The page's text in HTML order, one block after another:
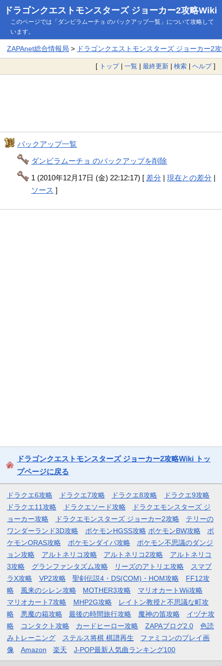
ドラゴンクエストモンスターズ ジョーカー2攻略Wiki
このページでは「ダンビラムーチョ のバックアップ一覧」について攻略して
います。
ZAPAnet総合情報局 > ドラゴンクエストモンスターズ ジョーカー2
[ トップ| 一覧 | 最終更新 | 検索 | ヘルプ]
バックアップ一覧
ダンビラムーチョ のバックアップを削除
1 (2010年12月17日 (金) 22:12:17) [ 差分 |現在との差分 |
ソース ]
ドラゴンクエストモンスターズ ジョーカー2攻略Wiki トッ
プページに戻る
ドラクエ6攻略 ドラクエ7攻略 ドラクエ8攻略
ドラクエ9攻略
ドラクエ11攻略
ドラクエソード攻略
ドラクエモンスターズ ジ
ョーカー攻略
ドラクエモンスターズ ジョーカー2攻略
テリーの
ワンダーランド3D攻略
ポケモンHGSS攻略 ポケモンBW攻略
ポ
ケモンORAS攻略
ポケモンダイパ攻略
ポケモン不思議のダンジ
ョン攻略
アルトネリコ攻略 アルトネリコ2攻略
アルトネリコ
3攻略
グランファンタズム攻略 リーズのアトリエ攻略
スマブ
ラX攻略
VP2攻略 聖剣伝説4・DS(COM)・HOM攻略
FF12攻
略
風来のシレン攻略 MOTHER3攻略
マリオカートWii攻略
マリオカート7攻略
MHP2G攻略
レイトン教授と不思議な町攻
略
悪魔の箱攻略 最後の時間旅行攻略 魔神の笛攻略
イヅナ攻
略
コンタクト攻略 カードヒーロー攻略 ZAPAブログ2.0
色読
みトレーニング
ステルス将棋 棋譜再生
ファミコンのプレイ画
像
Amazon 楽天 J-POP最新人気曲ランキング100